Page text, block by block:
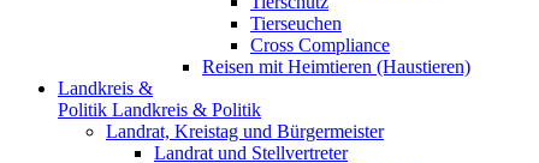
Tierseuchen
Cross Compliance
Reisen mit Heimtieren (Haustieren)
Landkreis &
Politik Landkreis & Politik
Landrat, Kreistag und Bürgermeister
Landrat und Stellvertreter